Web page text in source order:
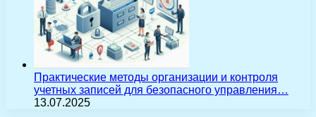
Практические методы организации и контроля
учетных записей для безопасного управления…
13.07.2025